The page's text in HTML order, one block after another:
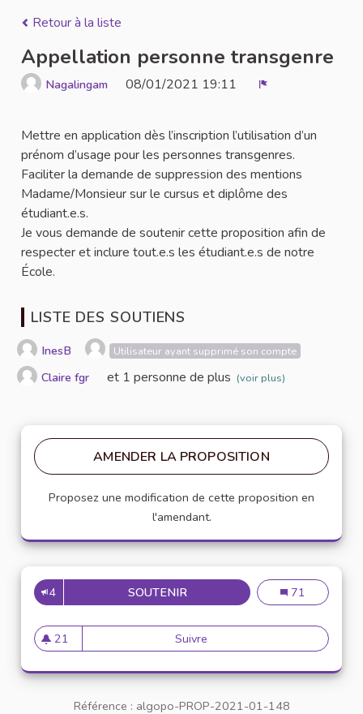
Retour à la liste
Appellation personne transgenre
Nagalingam 08/01/2021 19:11
Mettre en application dès l’inscription l’utilisation d’un
prénom d’usage pour les personnes transgenres.
Faciliter la demande de suppression des mentions
Madame/Monsieur sur le cursus et diplôme des
étudiant.e.s.
Je vous demande de soutenir cette proposition afin de
respecter et inclure tout.e.s les étudiant.e.s de notre
École.
LISTE DES SOUTIENS
InesB Utilisateur ayant supprimé son compte
Claire fgr et 1 personne de plus (voir plus)
AMENDER LA PROPOSITION
Proposez une modification de cette proposition en
l'amendant.
4 SOUTENIRAPPELLATION PERSONNE
Appellation
71
21
21 abonnés
Suivre Appellation personne
Référence : algopo-PROP-2021-01-148